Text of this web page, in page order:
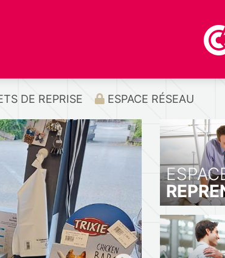
DE REPRISE ESPACE RÉSEAU